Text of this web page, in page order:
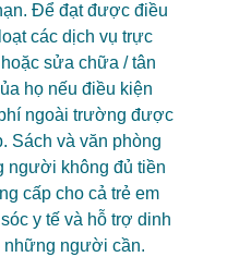
Để đạt được điều
các dịch vụ trực
sửa chữa / tân
họ nếu điều kiện
ngoài trường được
Sách và văn phòng
người không đủ tiền
cấp cho cả trẻ em
y tế và hỗ trợ dinh
người cần.